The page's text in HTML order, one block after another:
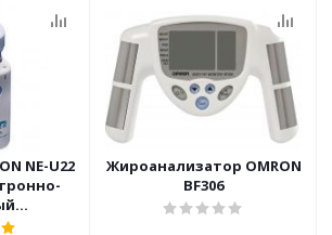
NE-U22
Жироанализатор OMRON
BF306